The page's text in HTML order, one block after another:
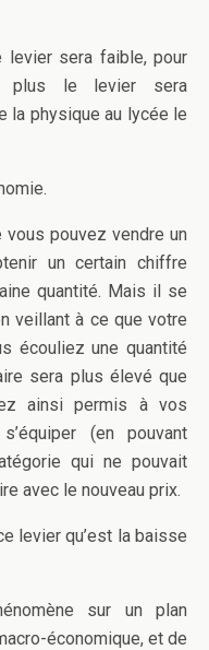
levier sera faible, pour
plus le levier sera
la physique au lycée le
pouvez vendre un
un certain chiffre
quantité. Mais il se
veillant à ce que votre
écouliez une quantité
sera plus élevé que
ainsi permis à vos
(en pouvant
qui ne pouvait
avec le nouveau prix.
levier qu’est la baisse
sur un plan
économique, et de